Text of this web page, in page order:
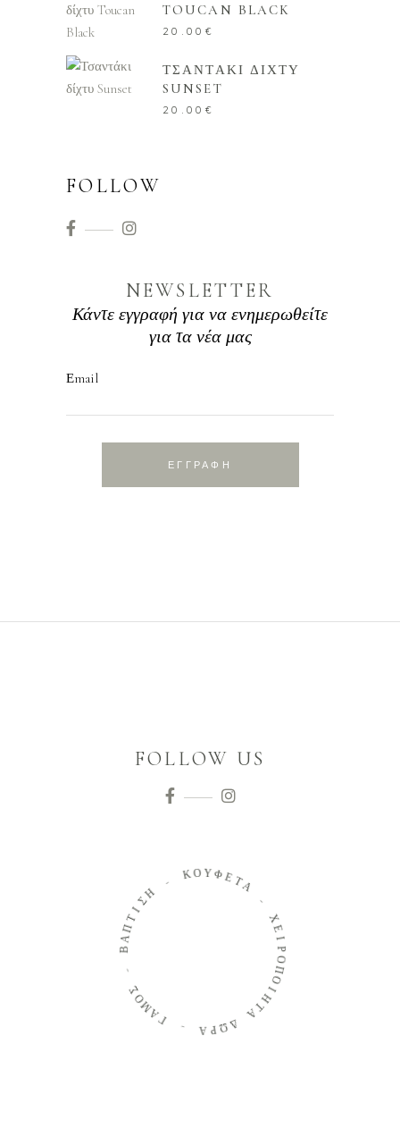
TOUCAN BLACK
20.00 €
ΤΣΑΝΤΑΚΙ ΔΙΧΤΥ
SUNSET
20.00 €
FOLLOW
NEWSLETTER
Κάντε εγγραφή για να ενημερωθείτε
για τα νέα μας
Εmail
ΕΓΓΡΑΦΗ
FOLLOW US
Γ
Α
Μ
Ο
Β
Α
Π
Τ
Ι
ΣΗ
Κ Ο ΥΦΕΤΑ
Χ
Ε
Ι
Ρ
Ο
Π
Ο
Ι
Η
Τ
Α
Δ
Ω
Ρ